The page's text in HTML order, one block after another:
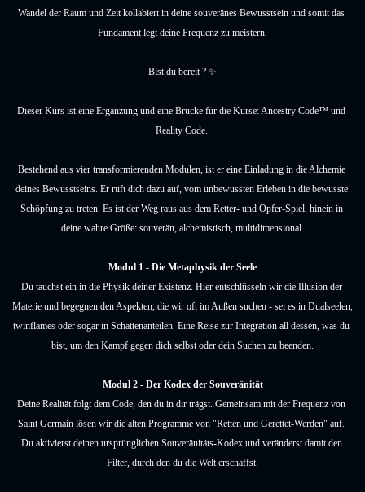
Wandel der Raum und Zeit kollabiert in deine souveränes Bewusstsein und somit das
Fundament legt deine Frequenz zu meistern.
Bist du bereit ? ✨
Dieser Kurs ist eine Ergänzung und eine Brücke für die Kurse: Ancestry Code™ und
Reality Code.
Bestehend aus vier transformierenden Modulen, ist er eine Einladung in die Alchemie
deines Bewusstseins. Er ruft dich dazu auf, vom unbewussten Erleben in die bewusste
Schöpfung zu treten. Es ist der Weg raus aus dem Retter- und Opfer-Spiel, hinein in
deine wahre Größe: souverän, alchemistisch, multidimensional.
Modul 1 - Die Metaphysik der Seele
Du tauchst ein in die Physik deiner Existenz. Hier entschlüsseln wir die Illusion der
Materie und begegnen den Aspekten, die wir oft im Außen suchen - sei es in Dualseelen,
twinflames oder sogar in Schattenanteilen. Eine Reise zur Integration all dessen, was du
bist, um den Kampf gegen dich selbst oder dein Suchen zu beenden.
Modul 2 - Der Kodex der Souveränität
Deine Realität folgt dem Code, den du in dir trägst. Gemeinsam mit der Frequenz von
Saint Germain lösen wir die alten Programme von "Retten und Gerettet-Werden" auf.
Du aktivierst deinen ursprünglichen Souveränitäts-Kodex und veränderst damit den
Filter, durch den du die Welt erschaffst.